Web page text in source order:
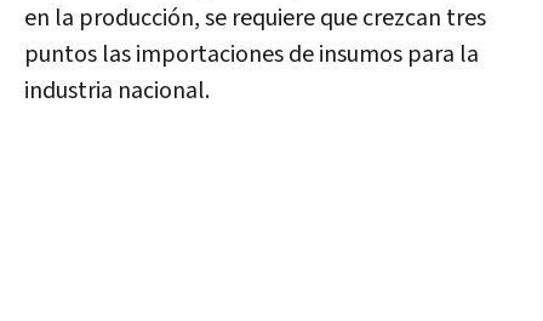
en la producción, se requiere que crezcan tres
puntos las importaciones de insumos para la
industria nacional.